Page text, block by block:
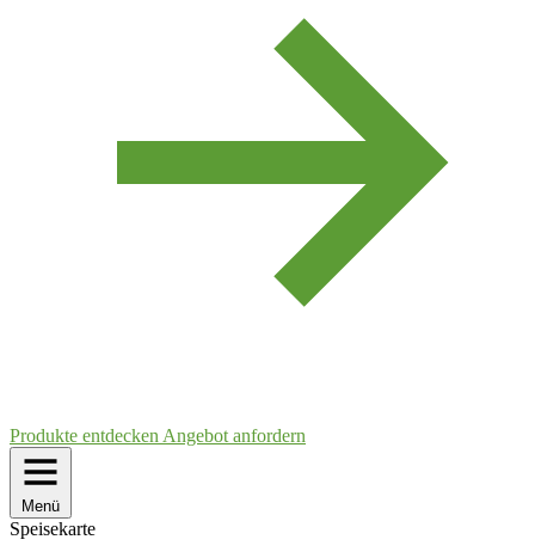
Produkte entdecken Angebot anfordern
Menü
Speisekarte